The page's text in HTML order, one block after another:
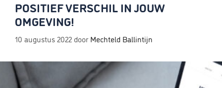
POSITIEF VERSCHIL IN JOUW
OMGEVING!
10 augustus 2022 doorMechteld Ballintijn